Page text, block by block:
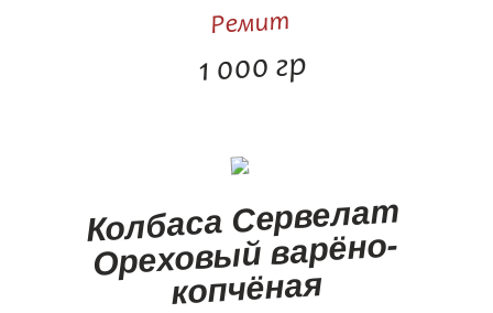
Ремит
1 000 гр
Колбаса Сервелат
Ореховый варёно-
копчёная